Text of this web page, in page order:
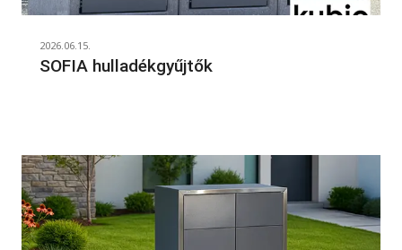
2026.06.15.
SOFIA hulladékgyűjtők